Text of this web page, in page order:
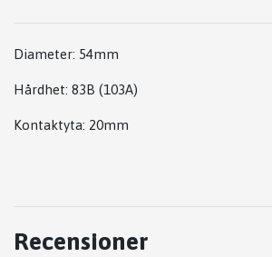
Diameter: 54mm
Hårdhet: 83B (103A)
Kontaktyta: 20mm
Recensioner